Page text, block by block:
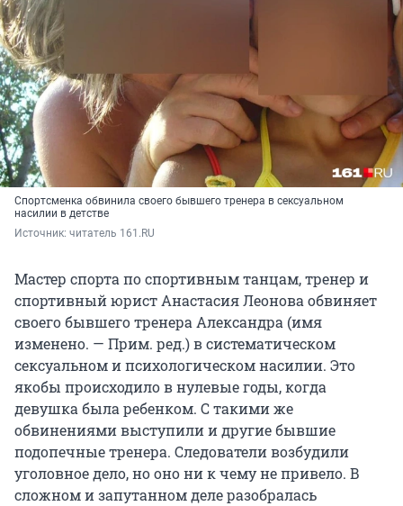
Спортсменка обвинила своего бывшего тренера в сексуальном
насилии в детстве
Источник: читатель 161.RU
Мастер спорта по спортивным танцам, тренер и
спортивный юрист Анастасия Леонова обвиняет
своего бывшего тренера Александра (имя
изменено. — Прим. ред.) в систематическом
сексуальном и психологическом насилии. Это
якобы происходило в нулевые годы, когда
девушка была ребенком. С такими же
обвинениями выступили и другие бывшие
подопечные тренера. Следователи возбудили
уголовное дело, но оно ни к чему не привело. В
сложном и запутанном деле разобралась